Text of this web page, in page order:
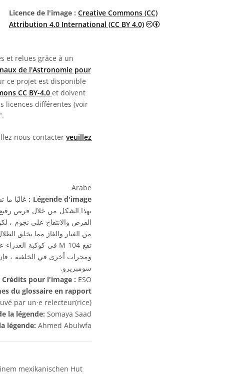
Licence de l'image : Creative Commons (CC)
Attribution 4.0 International (CC BY 4.0)
Creative Commons
et relues grâce à un
de l'Astronomie pour
ce projet est disponible
CC BY-4.0 et doivent
licences différentes (voir
nous contacter veuillez
Arabe
Légende d'image :
بهذا الشكل من خلال قرص رفيع
القرص والانتفاخ على نجوم ،
من الغبار والغاز مما يخلق
ومجرات أخرى في الخلفية ،
سومبريرو.
Crédits pour l'image : ESO / ب. بارثيل
du glossaire en rapport :
par un·e relecteur(rice)
la légende: Somaya Saad
légende: Ahmed Abulwfa
mexikanischen Hut